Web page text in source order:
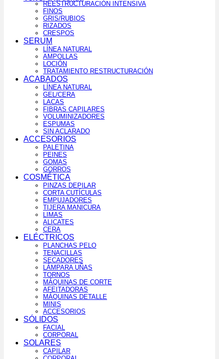
REESTRUCTURACIÓN INTENSIVA
FINOS
GRIS/RUBIOS
RIZADOS
CRESPOS
SERUM
LÍNEA NATURAL
AMPOLLAS
LOCIÓN
TRATAMIENTO RESTRUCTURACIÓN
ACABADOS
LÍNEA NATURAL
GEL/CERA
LACAS
FIBRAS CAPILARES
VOLUMINIZADORES
ESPUMAS
SIN ACLARADO
ACCESORIOS
PALETINA
PEINES
GOMAS
GORROS
COSMÉTICA
PINZAS DEPILAR
CORTA CUTÍCULAS
EMPUJADORES
TIJERA MANICURA
LIMAS
ALICATES
CERA
ELÉCTRICOS
PLANCHAS PELO
TENACILLAS
SECADORES
LÁMPARA UÑAS
TORNOS
MÁQUINAS DE CORTE
AFEITADORAS
MÁQUINAS DETALLE
MINIS
ACCESORIOS
SÓLIDOS
FACIAL
CORPORAL
SOLARES
CAPILAR